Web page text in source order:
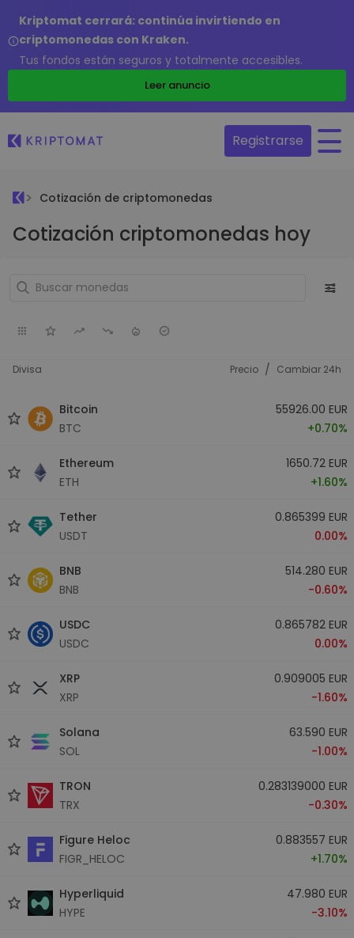
Kriptomat cerrará: continúa invirtiendo en
criptomonedas con Kraken.
Tus fondos están seguros y totalmente accesibles.
Leer anuncio
Registrarse
Cotización de criptomonedas
Cotización criptomonedas hoy
Divisa Precio / Cambiar 24h
Bitcoin
BTC
55926.00 EUR
+0.70%
Ethereum
ETH
1650.72 EUR
+1.60%
Tether
USDT
0.865399 EUR
0.00%
BNB
BNB
514.280 EUR
-0.60%
USDC
USDC
0.865782 EUR
0.00%
XRP
XRP
0.909005 EUR
-1.60%
Solana
SOL
63.590 EUR
-1.00%
TRON
TRX
0.283139000 EUR
-0.30%
Figure Heloc
FIGR_HELOC
0.883557 EUR
+1.70%
Hyperliquid
HYPE
47.980 EUR
-3.10%